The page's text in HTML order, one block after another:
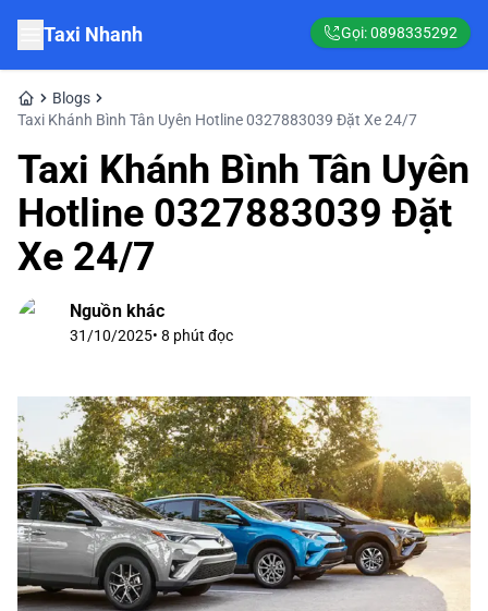
Taxi Nhanh Gọi:0898335292
Blogs
Taxi Khánh Bình Tân Uyên Hotline 0327883039 Đặt Xe 24/7
Taxi Khánh Bình Tân Uyên
Hotline 0327883039 Đặt
Xe 24/7
Nguồn khác
31/10/2025• 8 phút đọc